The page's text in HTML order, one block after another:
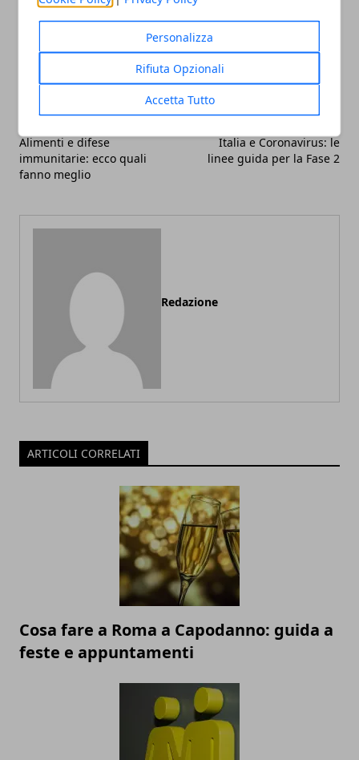
Personalizza
Rifiuta Opzionali
Accetta Tutto
Whatsapp
Alimenti e difese
immunitarie: ecco quali
fanno meglio
Italia e Coronavirus: le
linee guida per la Fase 2
Redazione
ARTICOLI CORRELATI
Cosa fare a Roma a Capodanno: guida a
feste e appuntamenti